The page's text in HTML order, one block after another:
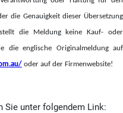
die Genauigkeit dieser Übersetzung
die Meldung keine Kauf- oder
die englische Originalmeldung auf
oder auf der Firmenwebsite!
Sie unter folgendem Link: